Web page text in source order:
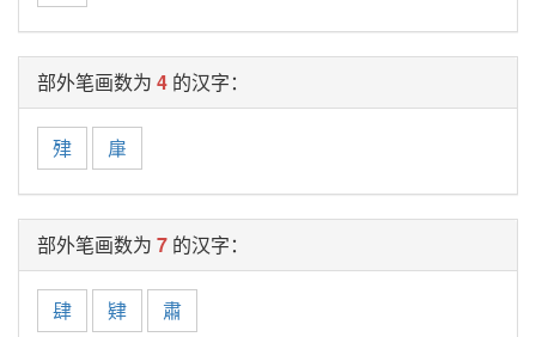
部外笔画数为 4 的汉字：
肂 肁
部外笔画数为 7 的汉字：
肆 肄 肅